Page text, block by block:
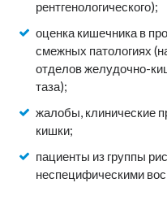
рентгенологического);
оценка кишечника в
смежных патологиях
отделов желудочно-
таза);
жалобы, клинические
кишки;
пациенты из группы
неспецифическими